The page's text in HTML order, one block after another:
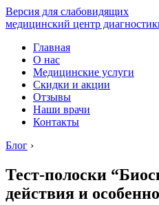
Версия для слабовидящих
медицинский центр
Главная
О нас
Медицинские услуги
Скидки и акции
Отзывы
Наши врачи
Контакты
Блог ›
Тест-полоски
действия и